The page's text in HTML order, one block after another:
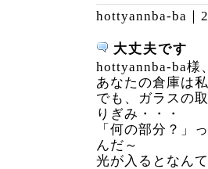
hottyannba-ba｜
大丈夫です
hottyannba-ba様
あなたの倉庫は
でも、ガラスの
りぎみ・・・
「何の部分？」
んだ～
光が入るとなん